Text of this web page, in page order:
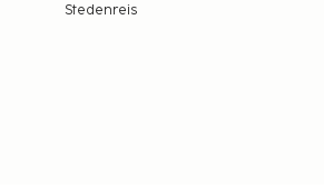
Stedenreis